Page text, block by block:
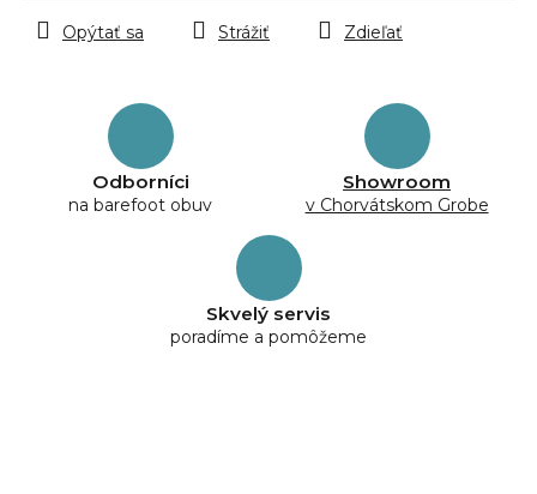
Odborníci
na barefoot obuv
Showroom
v Chorvátskom Grobe
Skvelý servis
poradíme a pomôžeme
Opýtať sa Strážiť Zdieľať